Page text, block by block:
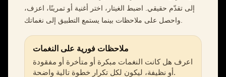
إلى تقدّم حقيقي. اضبط الغيتار، اختر أغنية أو تمرينًا، اعزف،
ملاحظات فورية على النغمات
اعرف هل كانت النغمات مبكرة أو متأخرة أو مفقودة
أو نظيفة، ليكون لكل تكرار خطوة تالية واضحة.